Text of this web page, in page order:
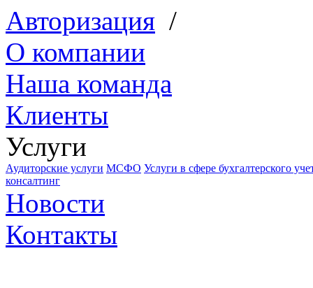
Авторизация /
О компании
Наша команда
Клиенты
Услуги
Аудиторские услуги МСФО Услуги в сфере бухгалтерского
консалтинг
Новости
Контакты